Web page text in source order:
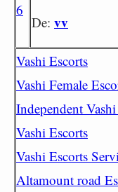
6
De: vv
Vashi Escorts
Vashi Female
Independent
Vashi Escorts
Vashi Escorts
Altamount road